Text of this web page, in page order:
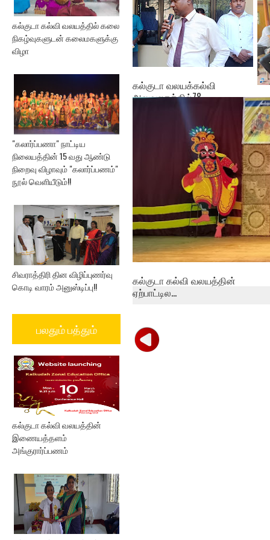
கல்குடா கல்வி வலயத்தில் கலை
நிகழ்வுகளுடன் கலைமகளுக்கு
விழா
"கலார்ப்பணா" நாட்டிய
நிலையத்தின் 15 வது ஆண்டு
நிறைவு விழாவும் "கலார்ப்பணம்"
நூல் வெளியீடும்!!
சிவராத்திரி தின விழிப்புணர்வு
கொடி வாரம் அனுஸ்டிப்பு!!
பலதும் பத்தும்
கல்குடா கல்வி வலயத்தின்
இணையத்தளம்
அங்குரார்ப்பணம்
கல்குடா வலயக்கல்வி
அலுவலகத்தில்78 ...
கல்குடா கல்வி வலயத்தின்
ஏற்பாட்டில...